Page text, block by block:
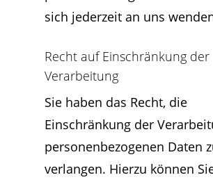
sich jederzeit an uns
Recht auf Einschränkung der
Verarbeitung
Sie haben das Recht, die
Einschränkung der
personenbezogenen Daten
verlangen. Hierzu können